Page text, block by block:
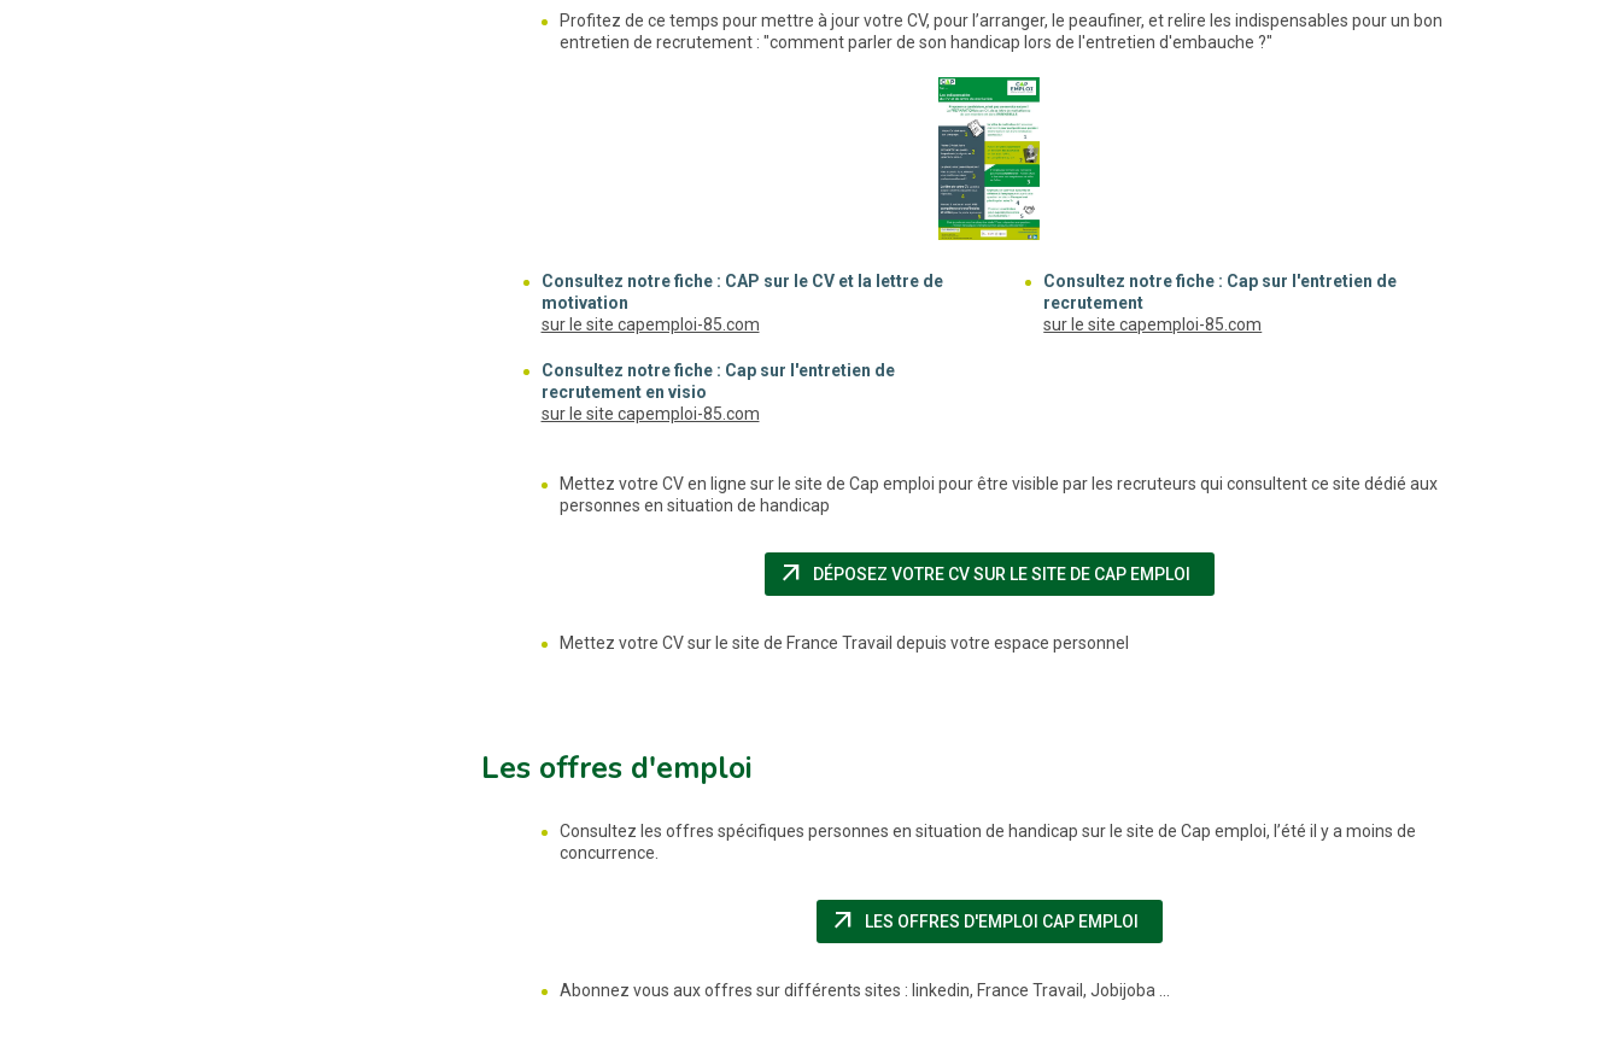
Profitez de ce temps pour mettre à jour votre CV, pour l’arranger, le peaufiner, et relire les indispensables pour un bon
entretien de recrutement : "comment parler de son handicap lors de l'entretien d'embauche ?"
Consultez notre fiche : CAP sur le CV et la lettre de
motivation
sur le site capemploi-85.com(nouvelle fenêtre)
Consultez notre fiche : Cap sur l'entretien de
recrutement
sur le site capemploi-85.com
Consultez notre fiche : Cap sur l'entretien de
recrutement en visio
sur le site capemploi-85.com(nouvelle fenêtre)
Mettez votre CV en ligne sur le site de Cap emploi pour être visible par les recruteurs qui consultent ce site dédié aux
personnes en situation de handicap
arrow_outward DÉPOSEZ VOTRE CV SUR LE SITE DE CAP EMPLOI(NOUVELLE FENÊTRE)
Mettez votre CV sur le site de France Travail depuis votre espace personnel
Les offres d'emploi
Consultez les offres spécifiques personnes en situation de handicap sur le site de Cap emploi, l’été il y a moins de
concurrence.
arrow_outward LES OFFRES D'EMPLOI CAP EMPLOI(NOUVELLE FENÊTRE)
Abonnez vous aux offres sur différents sites : linkedin, France Travail, Jobijoba ...